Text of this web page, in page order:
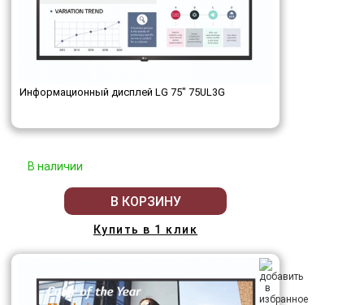
Информационный дисплей LG 75" 75UL3G
В наличии
В КОРЗИНУ
Купить в 1 клик